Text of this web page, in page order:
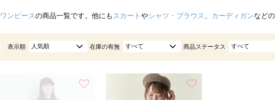
ワンピースの商品一覧です。他にも スカートやシャツ・ブラウス カーディガンなど
表示順 人気順 在庫の有無 すべて 商品ステータス すべて